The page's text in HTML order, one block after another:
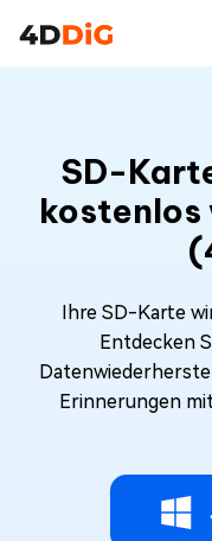
SD-
Ihre SD-Karte
Entdecken
Erinnerungen